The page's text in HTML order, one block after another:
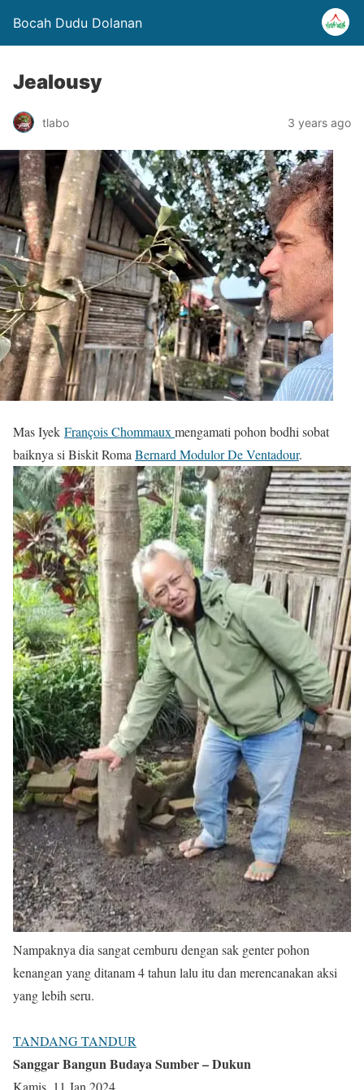
Bocah Dudu Dolanan
Jealousy
tlabo 3 years ago
Mas Iyek François Chommaux mengamati pohon bodhi sobat
baiknya si Biskit Roma Bernard Modulor De Ventadour.
Nampaknya dia sangat cemburu dengan sak genter pohon
kenangan yang ditanam 4 tahun lalu itu dan merencanakan aksi
yang lebih seru.
TANDANG TANDUR
Sanggar Bangun Budaya Sumber – Dukun
Kamis, 11 Jan 2024